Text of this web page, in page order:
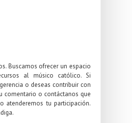
Buscamos ofrecer un espacio
al músico católico. Si
o deseas contribuir con
comentario o contáctanos que
atenderemos tu participación.